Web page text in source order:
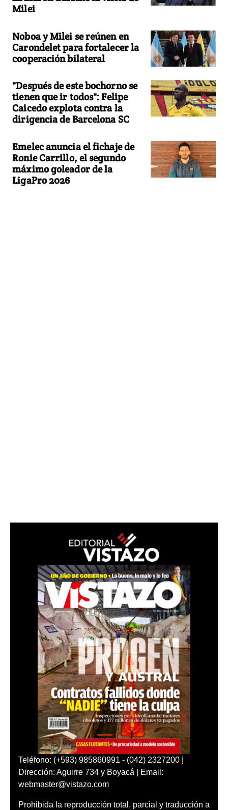
Milei
Noboa y Milei se reúnen en
Carondelet para fortalecer la
cooperación bilateral
"Después de este bochorno se
tienen que ir todos": Felipe
Caicedo explota contra la
dirigencia de Barcelona SC
Emelec anuncia el fichaje de
Ronie Carrillo, el segundo
máximo goleador de la
LigaPro 2026
Teléfono: (+593) 985860991 - (042) 2327200 |
Dirección: Aguirre 734 y Boyacá | Email:
webmaster@vistazo.com
Prohibida la reproducción total, parcial y traducción a